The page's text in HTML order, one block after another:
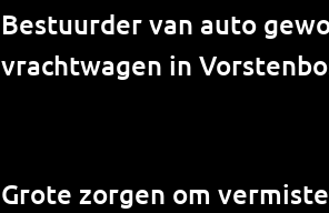
Bestuurder van auto
vrachtwagen in
Grote zorgen om